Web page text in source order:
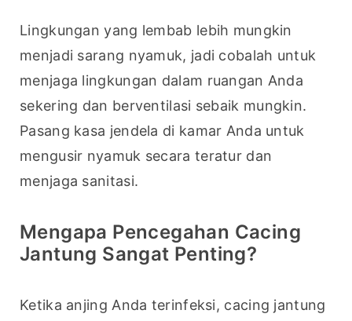
Lingkungan yang lembab lebih mungkin
menjadi sarang nyamuk, jadi cobalah untuk
menjaga lingkungan dalam ruangan Anda
sekering dan berventilasi sebaik mungkin.
Pasang kasa jendela di kamar Anda untuk
mengusir nyamuk secara teratur dan
menjaga sanitasi.
Mengapa Pencegahan Cacing
Jantung Sangat Penting?
Ketika anjing Anda terinfeksi, cacing jantung